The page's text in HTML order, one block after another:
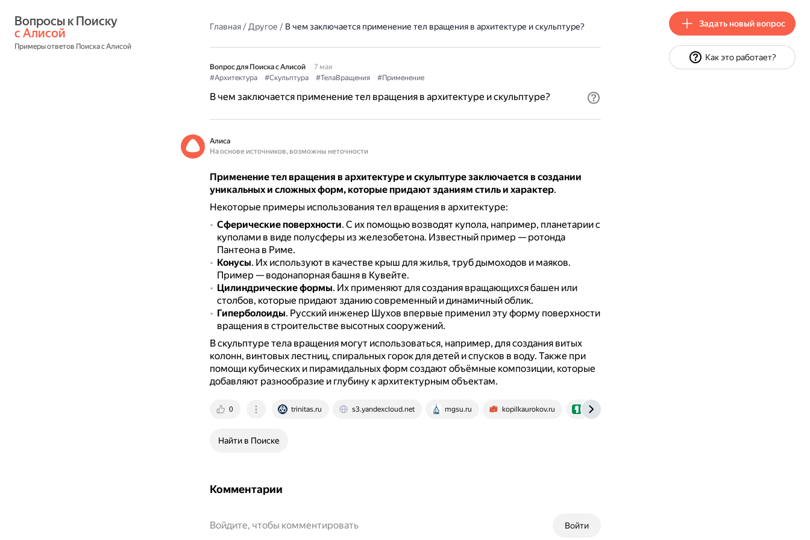
с Алисой
Примеры ответов Поиска с Алисой
Главная/Другое / В чем заключается применение тел вращения в архитектуре и скульптуре?
Вопрос для Поиска с Алисой
7 мая
#Архитектура
#Скульптура #ТелаВращения #Применение
В чем заключается применение тел вращения в архитектуре и скульптуре?
Алиса
На основе источников, возможны неточности
Применение тел вращения в архитектуре и скульптуре заключается в создании
уникальных и сложных форм, которые придают зданиям стиль и характер.
Некоторые примеры использования тел вращения в архитектуре:
Сферические поверхности. С их помощью возводят купола, например, планетарии с
куполами в виде полусферы из железобетона. Известный пример — ротонда
Пантеона в Риме.
Конусы. Их используют в качестве крыш для жилья, труб дымоходов и маяков.
Пример — водонапорная башня в Кувейте.
Цилиндрические формы. Их применяют для создания вращающихся башен или
столбов, которые придают зданию современный и динамичный облик.
Гиперболоиды. Русский инженер Шухов впервые применил эту форму поверхности
вращения в строительстве высотных сооружений.
В скульптуре тела вращения могут использоваться, например, для создания витых
колонн, винтовых лестниц, спиральных горок для детей и спусков в воду. Также при
помощи кубических и пирамидальных форм создают объёмные композиции, которые
добавляют разнообразие и глубину к архитектурным объектам.
0 trinitas.ru s3.yandexcloud.net mgsu.ru kopilkaurokov.ru urok.1sept.ru
Найти в Поиске
Комментарии
Войти
Войдите, чтобы комментировать
Задать новый вопрос
Как это работает?